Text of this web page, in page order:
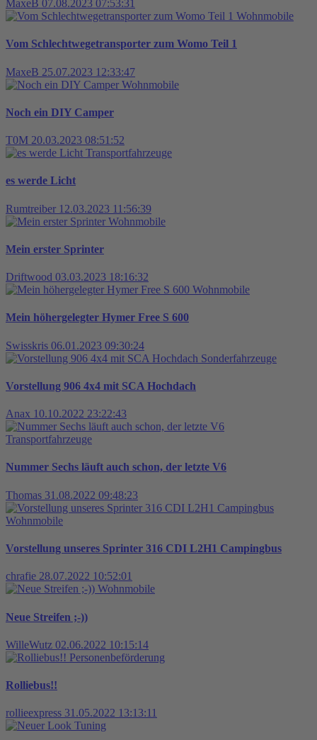
MaxeB 07.08.2023 07:53:31
Wohnmobile
Vom Schlechtwegetransporter zum Womo Teil 1
MaxeB 25.07.2023 12:33:47
Wohnmobile
Noch ein DIY Camper
T0M 20.03.2023 08:51:52
Transportfahrzeuge
es werde Licht
Rumtreiber 12.03.2023 11:56:39
Wohnmobile
Mein erster Sprinter
Driftwood 03.03.2023 18:16:32
Wohnmobile
Mein höhergelegter Hymer Free S 600
Swisskris 06.01.2023 09:30:24
Sonderfahrzeuge
Vorstellung 906 4x4 mit SCA Hochdach
Anax 10.10.2022 23:22:43
Transportfahrzeuge
Nummer Sechs läuft auch schon, der letzte V6
Thomas 31.08.2022 09:48:23
Wohnmobile
Vorstellung unseres Sprinter 316 CDI L2H1 Campingbus
chrafie 28.07.2022 10:52:01
Wohnmobile
Neue Streifen ;-))
WilleWutz 02.06.2022 10:15:14
Personenbeförderung
Rolliebus!!
rollieexpress 31.05.2022 13:13:11
Tuning